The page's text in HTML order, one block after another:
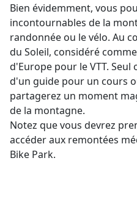
Bien évidemment, vous
incontournables de la
randonnée ou le vélo. Au
du Soleil, considéré
d'Europe pour le VTT.
d'un guide pour un cours
partagerez un moment
de la montagne.
Notez que vous devrez
accéder aux remontées
Bike Park.